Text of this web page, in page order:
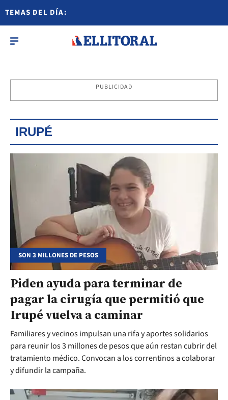
TEMAS DEL DÍA:
PUBLICIDAD
IRUPÉ
SON 3 MILLONES DE PESOS
Piden ayuda para terminar de
pagar la cirugía que permitió que
Irupé vuelva a caminar
Familiares y vecinos impulsan una rifa y aportes solidarios
para reunir los 3 millones de pesos que aún restan cubrir del
tratamiento médico. Convocan a los correntinos a colaborar
y difundir la campaña.